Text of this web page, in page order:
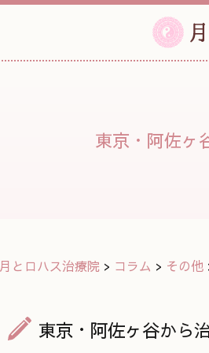
東京・阿佐ヶ
月とロハス治療院 > コラム > その他
東京・阿佐ヶ谷から